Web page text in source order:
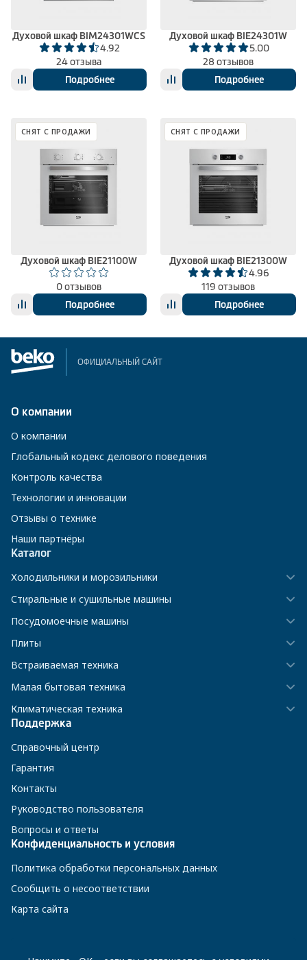
Духовой шкаф BIM24301WCS
4.92
24 отзыва
Подробнее
Духовой шкаф BIE24301W
5.00
28 отзывов
Подробнее
СНЯТ С ПРОДАЖИ
Духовой шкаф BIE21100W
0 отзывов
Подробнее
СНЯТ С ПРОДАЖИ
Духовой шкаф BIE21300W
4.96
119 отзывов
Подробнее
ОФИЦИАЛЬНЫЙ САЙТ
О компании
О компании
Глобальный кодекс делового поведения
Контроль качества
Технологии и инновации
Отзывы о технике
Наши партнёры
Каталог
Холодильники и морозильники
Стиральные и сушильные машины
Посудомоечные машины
Плиты
Встраиваемая техника
Малая бытовая техника
Климатическая техника
Поддержка
Справочный центр
Гарантия
Контакты
Руководство пользователя
Вопросы и ответы
Конфиденциальность и условия
Политика обработки персональных данных
Сообщить о несоответствии
Карта сайта
8 800 200-23-56